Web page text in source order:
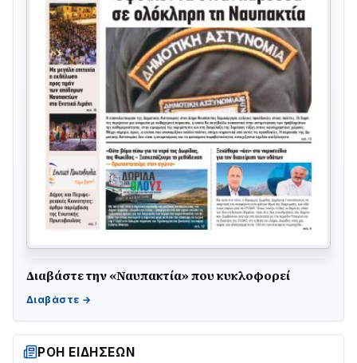
Διαβάστε την «Ναυπακτία» που κυκλοφορεί
ΡΟΗ ΕΙΔΗΣΕΩΝ
Γιορτή της Τράτας 2026 | Ερατεινή Δωρίδας:
Παράδοση, Χορός & Γλέντι!
08/08 • 12:01
ΤΟ ΠΑΡΤΥ ΣΥΝΕΧΙΖΕΤΑΙ…